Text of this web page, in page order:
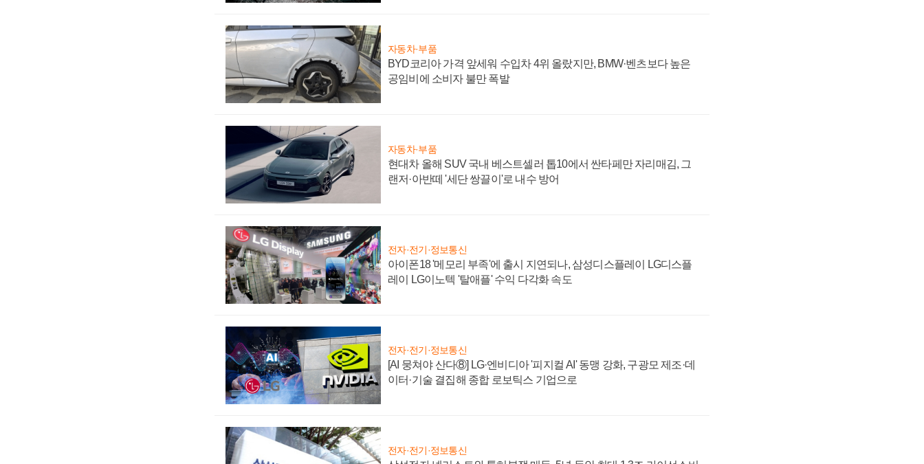
자동차·부품
BYD코리아 가격 앞세워 수입차 4위 올랐지만, BMW·벤츠보다 높은
공임비에 소비자 불만 폭발
자동차·부품
현대차 올해 SUV 국내 베스트셀러 톱10에서 싼타페만 자리매김, 그
랜저·아반떼 '세단 쌍끌이'로 내수 방어
전자·전기·정보통신
아이폰18 '메모리 부족'에 출시 지연되나, 삼성디스플레이 LG디스플
레이 LG이노텍 '탈애플' 수익 다각화 속도
전자·전기·정보통신
[AI 뭉쳐야 산다⑧] LG·엔비디아 '피지컬 AI' 동맹 강화, 구광모 제조·데
이터·기술 결집해 종합 로보틱스 기업으로
전자·전기·정보통신